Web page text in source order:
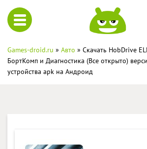
Games-droid.ru » Авто » Скачать HobDrive
БортКомп и Диагностика (Все открыто)
устройства apk на Андроид